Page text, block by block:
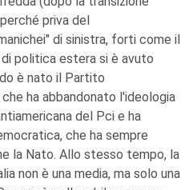
priva del
di sinistra, forti come il
politica estera si è avuto
è nato il Partito
ha abbandonato l'ideologia
del Pci e ha
che ha sempre
la Nato. Allo stesso tempo, la
non è una media, ma solo una